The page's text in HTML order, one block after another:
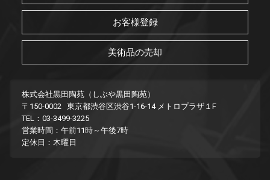
お客様登録
美術品の売却
株式会社黒田陶苑（しぶや黒田陶苑）
〒150-0002 東京都渋谷区渋谷1-16-14 メトロプラザ１F
TEL：03-3499-3225
営業時間：午前11時～午後7時
定休日：木曜日